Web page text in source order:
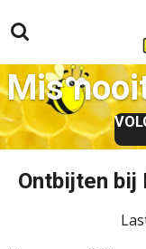
direct
naar
de
hoofdinhoud
Mis
Ontbijten bij